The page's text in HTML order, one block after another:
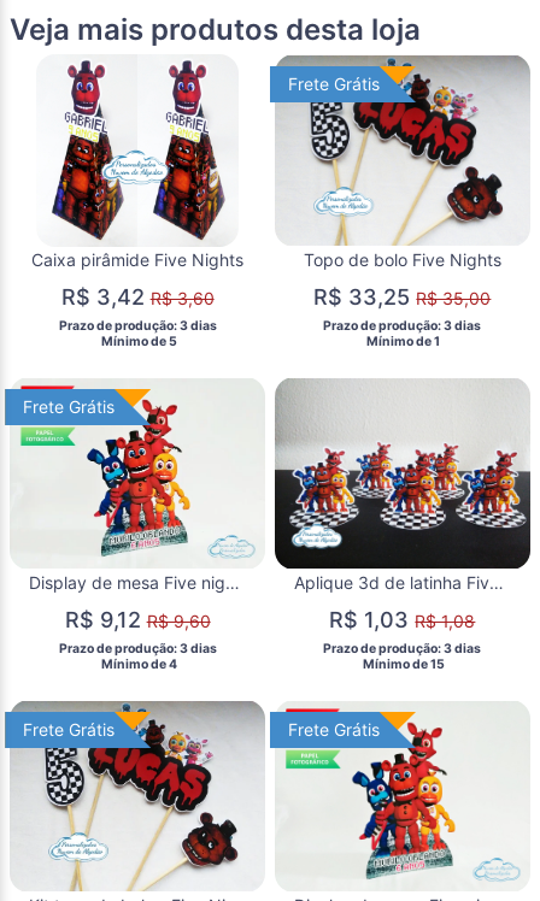
Veja mais produtos desta loja
Caixa pirâmide Five Nights
R$ 3,42R$ 3,60
Prazo de produção: 3 dias
  Mínimo de 5
Frete Grátis
Frete Grátis
Topo de bolo Five Nights
R$ 33,25R$ 35,00
Prazo de produção: 3 dias
  Mínimo de 1
Frete Grátis
Frete Grátis
Display de mesa Five nights
R$ 9,12R$ 9,60
Prazo de produção: 3 dias
  Mínimo de 4
Aplique 3d de latinha Five nights
R$ 1,03R$ 1,08
Prazo de produção: 3 dias
  Mínimo de 15
Frete Grátis
Frete Grátis Frete Grátis
Frete Grátis